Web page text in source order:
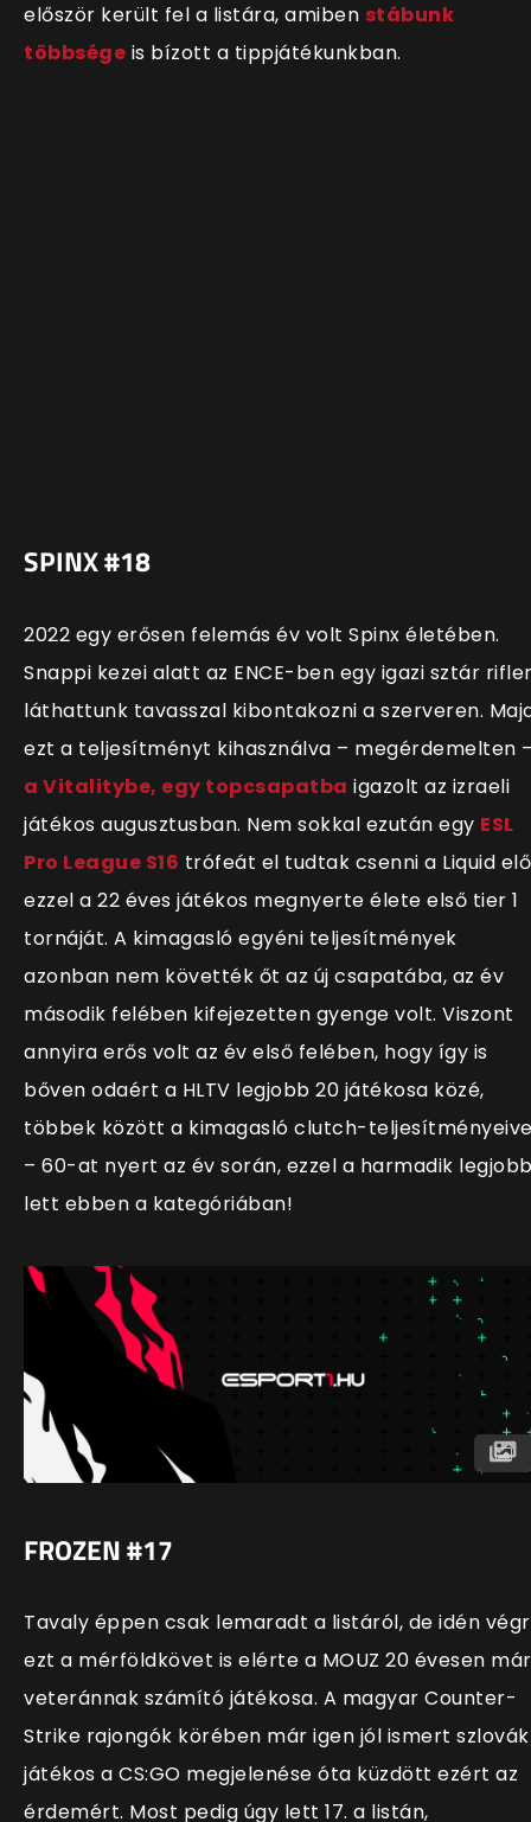
először került fel a listára, amiben stábunk
többsége is bízott a tippjátékunkban.
SPINX #18
2022 egy erősen felemás év volt Spinx életében.
Snappi kezei alatt az ENCE-ben egy igazi sztár
láthattunk tavasszal kibontakozni a szerveren.
ezt a teljesítményt kihasználva – megérdemelten
a Vitalitybe, egy topcsapatba igazolt az izraeli
játékos augusztusban. Nem sokkal ezután egy ESL
Pro League S16 trófeát el tudtak csenni a Liquid
ezzel a 22 éves játékos megnyerte élete első tier 1
tornáját. A kimagasló egyéni teljesítmények
azonban nem követték őt az új csapatába, az év
második felében kifejezetten gyenge volt. Viszont
annyira erős volt az év első felében, hogy így is
bőven odaért a HLTV legjobb 20 játékosa közé,
többek között a kimagasló clutch-
– 60-at nyert az év során, ezzel a harmadik
lett ebben a kategóriában!
FROZEN #17
Tavaly éppen csak lemaradt a listáról, de idén
ezt a mérföldkövet is elérte a MOUZ 20 évesen már
veteránnak számító játékosa. A magyar Counter-
Strike rajongók körében már igen jól ismert szlovák
játékos a CS:GO megjelenése óta küzdött ezért az
érdemért. Most pedig úgy lett 17. a listán,